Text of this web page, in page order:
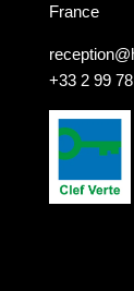
France
+33 2 99